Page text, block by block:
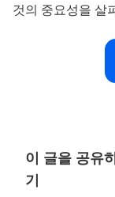
것의 중요성을 살
이 글을 공유
기